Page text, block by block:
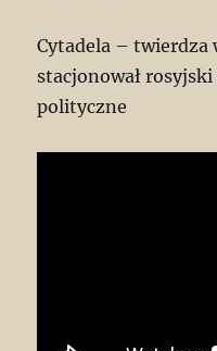
Cytadela – twierdza
stacjonował
polityczne